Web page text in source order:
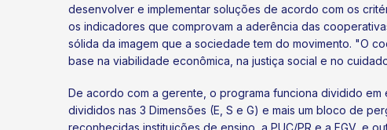
desenvolver e implementar soluções de acordo com os
os indicadores que comprovam a aderência das
sólida da imagem que a sociedade tem do movimento. "O
base na viabilidade econômica, na justiça social e no
De acordo com a gerente, o programa funciona dividido
divididos nas 3 Dimensões (E, S e G) e mais um bloco de